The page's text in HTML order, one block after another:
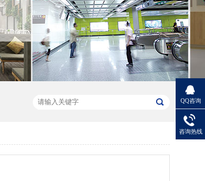
QQ咨询
咨询热线